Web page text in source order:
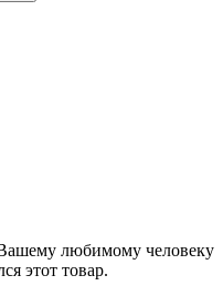
любимому человеку
этот товар.